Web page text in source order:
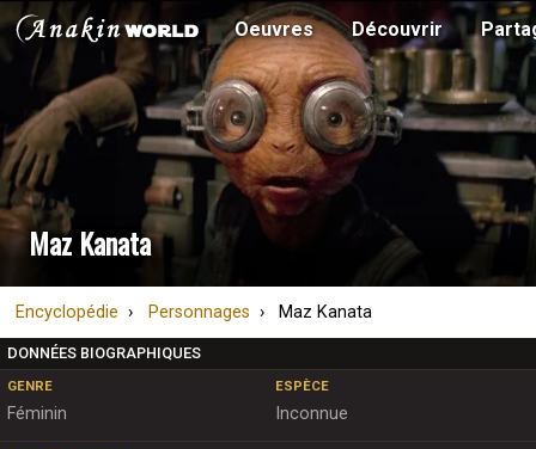
Oeuvres Découvrir
Maz Kanata
Encyclopédie Personnages Maz Kanata
DONNÉES BIOGRAPHIQUES
GENRE
Féminin
ESPÈCE
Inconnue